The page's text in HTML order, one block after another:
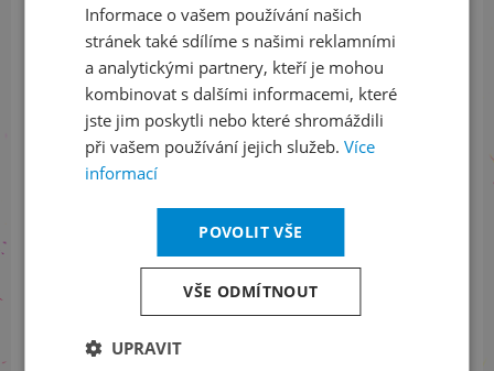
ODEBÍRAT NEWSLETTER
Sledujte nás na sociálních sítích
Informace o stavu objednávek
+420 461 049 232
Informace o vašem používání našich
stránek také sdílíme s našimi reklamními
a analytickými partnery, kteří je mohou
kombinovat s dalšími informacemi, které
jste jim poskytli nebo které shromáždili
při vašem používání jejich služeb. Více
informací
POVOLIT VŠE
VŠE ODMÍTNOUT
UPRAVIT